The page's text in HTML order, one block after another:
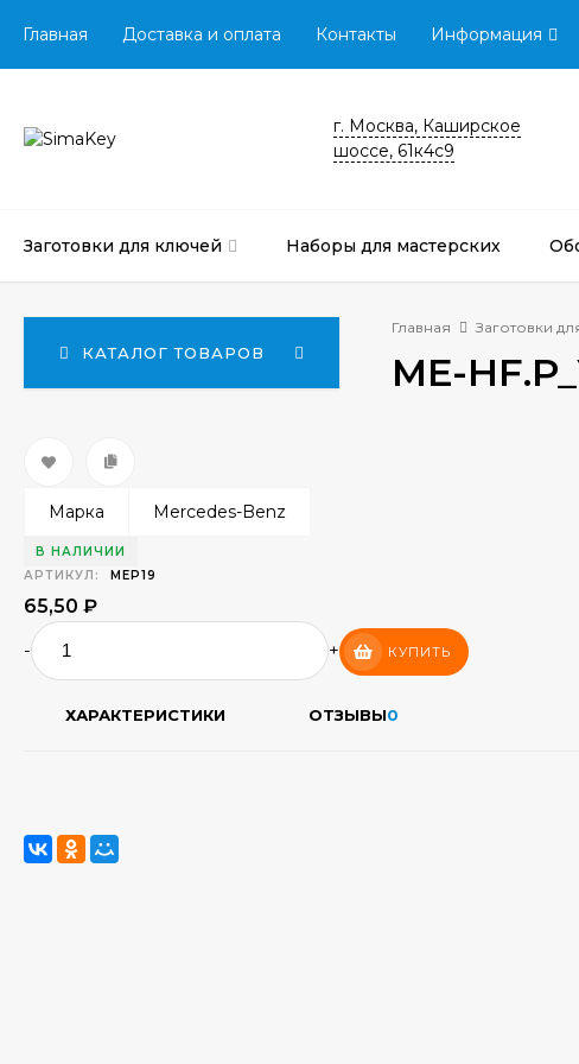
Главная Доставка и оплата Контакты Информация
г. Москва, Каширское
шоссе, 61к4с9
Заготовки для ключей Наборы для мастерских
КАТАЛОГ ТОВАРОВ
Главная Заготовки
ME-
Марка Mercedes-Benz
В НАЛИЧИИ
АРТИКУЛ:
МЕР19
65,50 ₽
-
+ КУПИТЬ
ХАРАКТЕРИСТИКИ ОТЗЫВЫ0